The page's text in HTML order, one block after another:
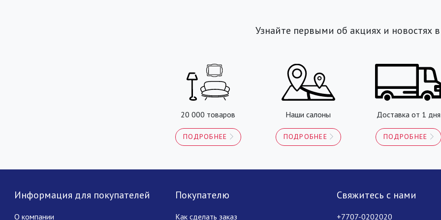
Узнайте первыми об акциях и новостях
20 000 товаров
ПОДРОБНЕЕ
Наши салоны
ПОДРОБНЕЕ
Доставка от 1 дня
ПОДРОБНЕЕ
Информация для покупателей
О компании
Покупателю
Как сделать заказ
Свяжитесь с нами
+7707-0202020